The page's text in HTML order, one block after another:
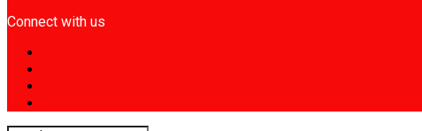
Connect with us